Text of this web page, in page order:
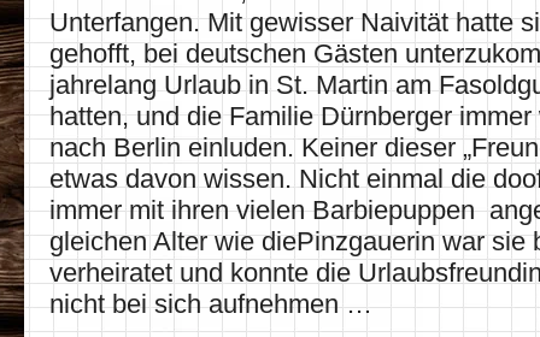
Unterfangen. Mit gewisser Naivität hatte
gehofft, bei deutschen Gästen
jahrelang Urlaub in St. Martin am
hatten, und die Familie Dürnberger
nach Berlin einluden. Keiner dieser
etwas davon wissen. Nicht einmal die
immer mit ihren vielen Barbiepuppen
gleichen Alter wie diePinzgauerin war sie
verheiratet und konnte die
nicht bei sich aufnehmen …